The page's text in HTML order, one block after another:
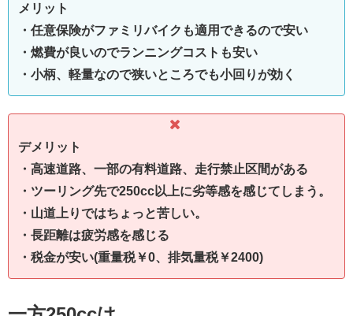
メリット
・任意保険がファミリバイクも適用できるので安い
・燃費が良いのでランニングコストも安い
・小柄、軽量なので狭いところでも小回りが効く
デメリット
・高速道路、一部の有料道路、走行禁止区間がある
・ツーリング先で250cc以上に劣等感を感じてしまう。
・山道上りではちょっと苦しい。
・長距離は疲労感を感じる
・税金が安い(重量税￥0、排気量税￥2400)